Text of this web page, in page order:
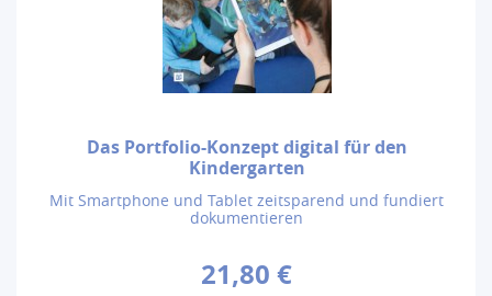
Das Portfolio-Konzept digital für den
Kindergarten
Mit Smartphone und Tablet zeitsparend und fundiert
dokumentieren
21,80 €